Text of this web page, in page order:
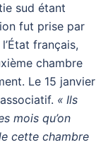
sud étant
fut prise par
français,
chambre
Le 15 janvier
« Ils
mois qu’on
cette chambre